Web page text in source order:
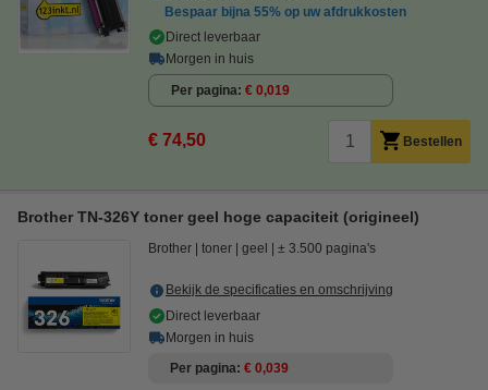
Bespaar bijna 55% op uw afdrukkosten
Direct leverbaar
Morgen in huis
Per pagina € 0,019
€ 74,50 Bestellen
Brother TN-326Y toner geel hoge capaciteit (origineel)
Brother toner geel ± 3.500 pagina's
Bekijk de specificaties en omschrijving
Direct leverbaar
Morgen in huis
Per pagina € 0,039